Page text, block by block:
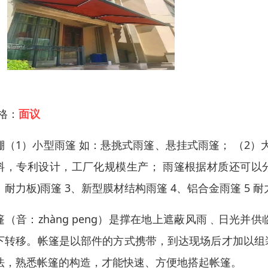
： 面议
（1）小型雨篷 如：悬挑式雨篷、悬挂式雨篷； （2
，专利设计，工厂化规模生产； 雨篷根据材质还可
耐力板)雨篷 3、新型膜材结构雨篷 4、铝合金雨篷 5
（音：zhàng peng）是撑在地上遮蔽风雨﹑日光并
转移。帐篷是以部件的方式携带，到达现场后才加以
，熟悉帐篷的构造，才能快速、方便地搭起帐篷。